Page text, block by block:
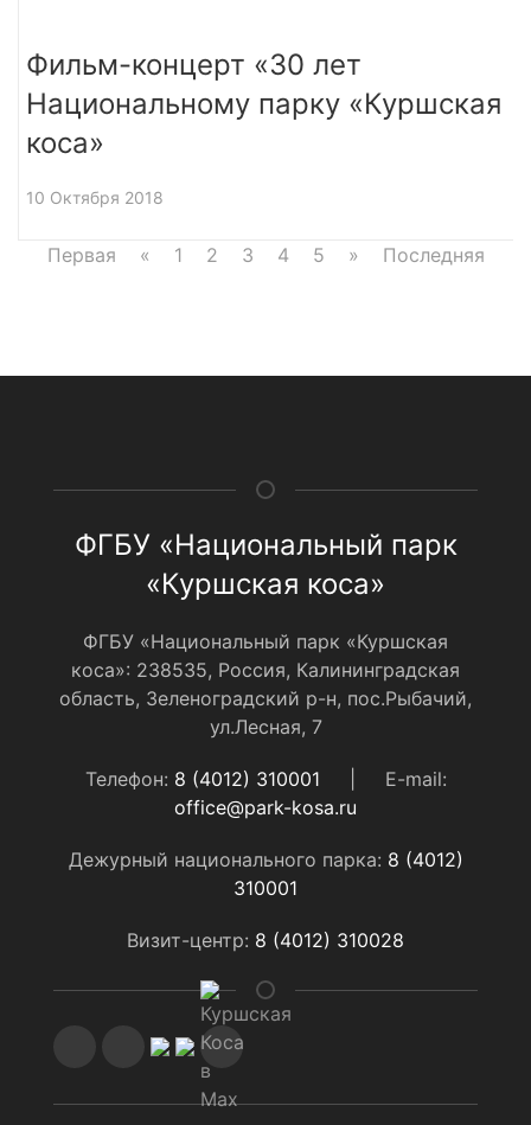
Фильм-концерт «30 лет
Национальному парку «Куршская
коса»
10 Октября 2018
Первая « 1 2 3 4 5 » Последняя
ФГБУ «Национальный парк
«Куршская коса»
ФГБУ «Национальный парк «Куршская
коса»: 238535, Россия, Калининградская
область, Зеленоградский р-н, пос.Рыбачий,
ул.Лесная, 7
Телефон: 8 (4012) 310001
E-mail:
office@park-kosa.ru
Дежурный национального парка: 8 (4012)
310001
Визит-центр: 8 (4012) 310028